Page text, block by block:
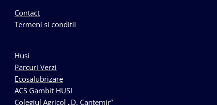
Contact
Termeni si conditii
Husi
Parcuri Verzi
Ecosalubrizare
ACS Gambit HUSI
Colegiul Agricol „D. Cantemir”